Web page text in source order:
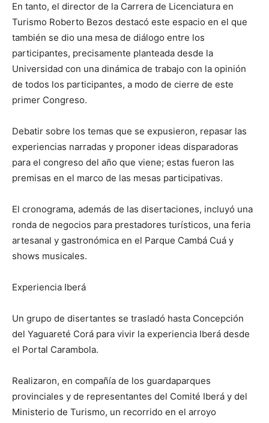
En tanto, el director de la Carrera de Licenciatura en
Turismo Roberto Bezos destacó este espacio en el que
también se dio una mesa de diálogo entre los
participantes, precisamente planteada desde la
Universidad con una dinámica de trabajo con la opinión
de todos los participantes, a modo de cierre de este
primer Congreso.
Debatir sobre los temas que se expusieron, repasar las
experiencias narradas y proponer ideas disparadoras
para el congreso del año que viene; estas fueron las
premisas en el marco de las mesas participativas.
El cronograma, además de las disertaciones, incluyó una
ronda de negocios para prestadores turísticos, una feria
artesanal y gastronómica en el Parque Cambá Cuá y
shows musicales.
Experiencia Iberá
Un grupo de disertantes se trasladó hasta Concepción
del Yaguareté Corá para vivir la experiencia Iberá desde
el Portal Carambola.
Realizaron, en compañía de los guardaparques
provinciales y de representantes del Comité Iberá y del
Ministerio de Turismo, un recorrido en el arroyo